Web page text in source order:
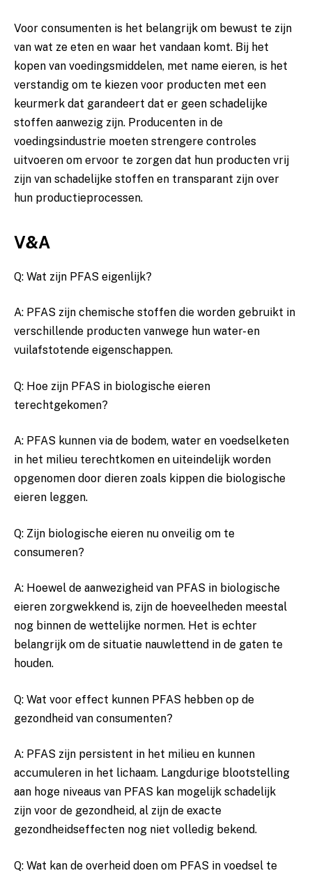
Voor consumenten is het belangrijk om bewust ⁤te ‍zijn
van ⁣wat ze ​eten en waar ⁤het vandaan komt. Bij het
kopen van voedingsmiddelen,​ met name eieren, is‍ het
verstandig om te‍ kiezen voor producten​ met een
⁢keurmerk dat garandeert dat er geen schadelijke
stoffen aanwezig⁣ zijn. Producenten in de
voedingsindustrie⁤ moeten strengere controles
uitvoeren om ervoor te ⁤zorgen ​dat ​hun producten vrij
zijn van schadelijke stoffen en transparant ​zijn over⁢
hun productieprocessen.
V&A
Q: ‌Wat zijn PFAS eigenlijk?
A: PFAS zijn ⁤chemische stoffen die worden gebruikt in
verschillende producten vanwege hun⁤ water- en
vuilafstotende eigenschappen.
Q: Hoe zijn PFAS in biologische ​eieren
terechtgekomen?
A: PFAS kunnen via de bodem, water en⁢ voedselketen
in het milieu‍ terechtkomen en ⁣uiteindelijk worden
opgenomen ‍door dieren zoals‍ kippen die biologische
eieren ⁤leggen.
Q: Zijn biologische eieren nu onveilig ⁤om te
consumeren?
A: Hoewel de aanwezigheid⁤ van PFAS in biologische
eieren zorgwekkend is, ‍zijn de​ hoeveelheden meestal
nog binnen ‌de‍ wettelijke normen. Het is echter
belangrijk om de situatie nauwlettend in de gaten te
houden.
Q: Wat voor effect kunnen PFAS hebben‍ op ⁣de
gezondheid⁤ van‍ consumenten?
A: ‌PFAS​ zijn persistent in ​het milieu en kunnen
accumuleren in het lichaam.‌ Langdurige blootstelling
‍aan hoge ‌niveaus van ‍PFAS kan‍ mogelijk‌ schadelijk
zijn voor de gezondheid, al zijn de exacte
gezondheidseffecten nog‍ niet volledig ⁣bekend.
Q: Wat kan ⁢de overheid ⁢doen ⁣om⁢ PFAS ⁣in voedsel ⁢te